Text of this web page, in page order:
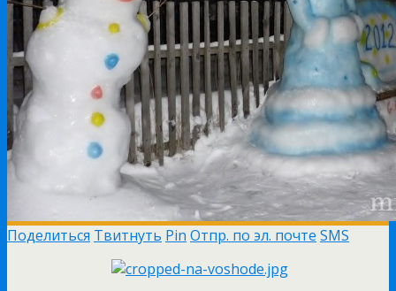
Поделиться Твитнуть Pin Отпр. по эл. почте SMS